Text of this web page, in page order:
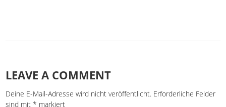
LEAVE A COMMENT
Deine E-Mail-Adresse wird nicht veröffentlicht. Erforderliche Felder
sind mit* markiert